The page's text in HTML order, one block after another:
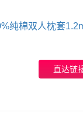
纯棉双人枕套
直达